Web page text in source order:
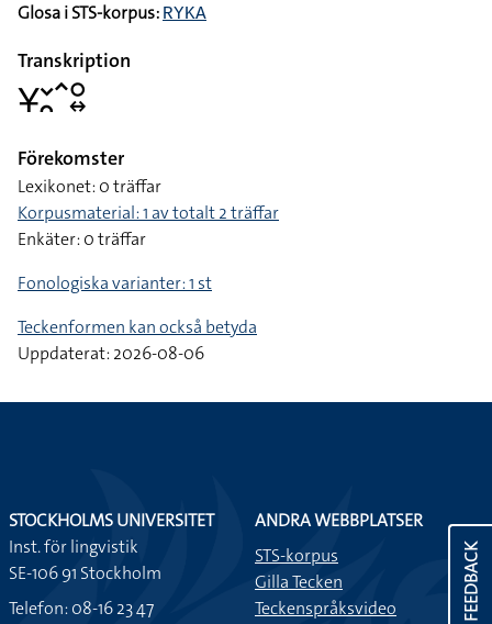
Glosa i STS-korpus: RYKA
Transkription
􌥃􌥖􌥘􌥦􌥰􌦉
Förekomster
Lexikonet: 0 träffar
Korpusmaterial: 1 av totalt 2 träffar
Enkäter: 0 träffar
Fonologiska varianter: 1 st
Teckenformen kan också betyda
Uppdaterat: 2026-08-06
FEEDBACK
STOCKHOLMS UNIVERSITET
Inst. för lingvistik
SE-106 91 Stockholm
Telefon: 08-16 23 47
ANDRA WEBBPLATSER
STS-korpus
Gilla Tecken
Teckenspråksvideo